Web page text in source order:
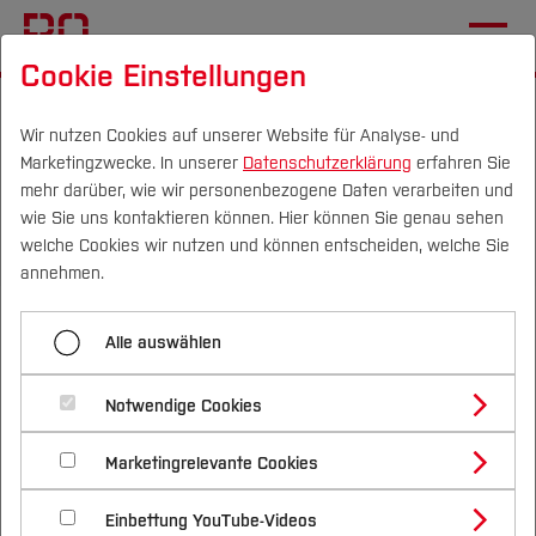
Campus Personen DE|EN Quicklinks
Studium
Studienangebote
Bachelorstudiengänge
Masterstudiengänge
Vor dem Studium
Bewerben & Einschreiben
Bewerbungsportal
Im Studium
Studienbüros und Prüfungen
Nach dem Studium
Forschung & Transfer
Profil
Forschungs- und Transferprofil
Schwerpunkte (FuT)
Beratung & Förderung
Nachhaltigkeit
Nachhaltigkeit studieren
International
Start
Menü aufklappen
Hochschulentwicklung
Qualitätsmanagement
Akademischer Service & Hochschulrecht
Personal- & Organisationsentwicklung
Dezernat 5 - Akademisches
Qualitätsmanagement und
Hochschulentwicklung
Cookie Einstellungen
Wir nutzen Cookies auf unserer Website für Analyse- und
Marketingzwecke. In unserer Datenschutzerklärung erfahren Sie
mehr darüber, wie wir personenbezogene Daten verarbeiten und
wie Sie uns kontaktieren können. Hier können Sie genau sehen
welche Cookies wir nutzen und können entscheiden, welche Sie
annehmen.
Alle auswählen
Notwendige Cookies
Marketingrelevante Cookies
Einbettung YouTube-Videos